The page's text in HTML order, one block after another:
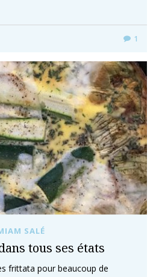
1
SALÉ
tous ses états
frittata pour beaucoup de